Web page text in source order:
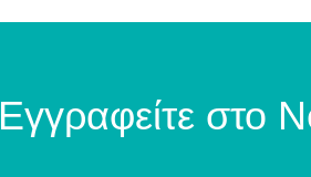
Εγγραφείτε στο